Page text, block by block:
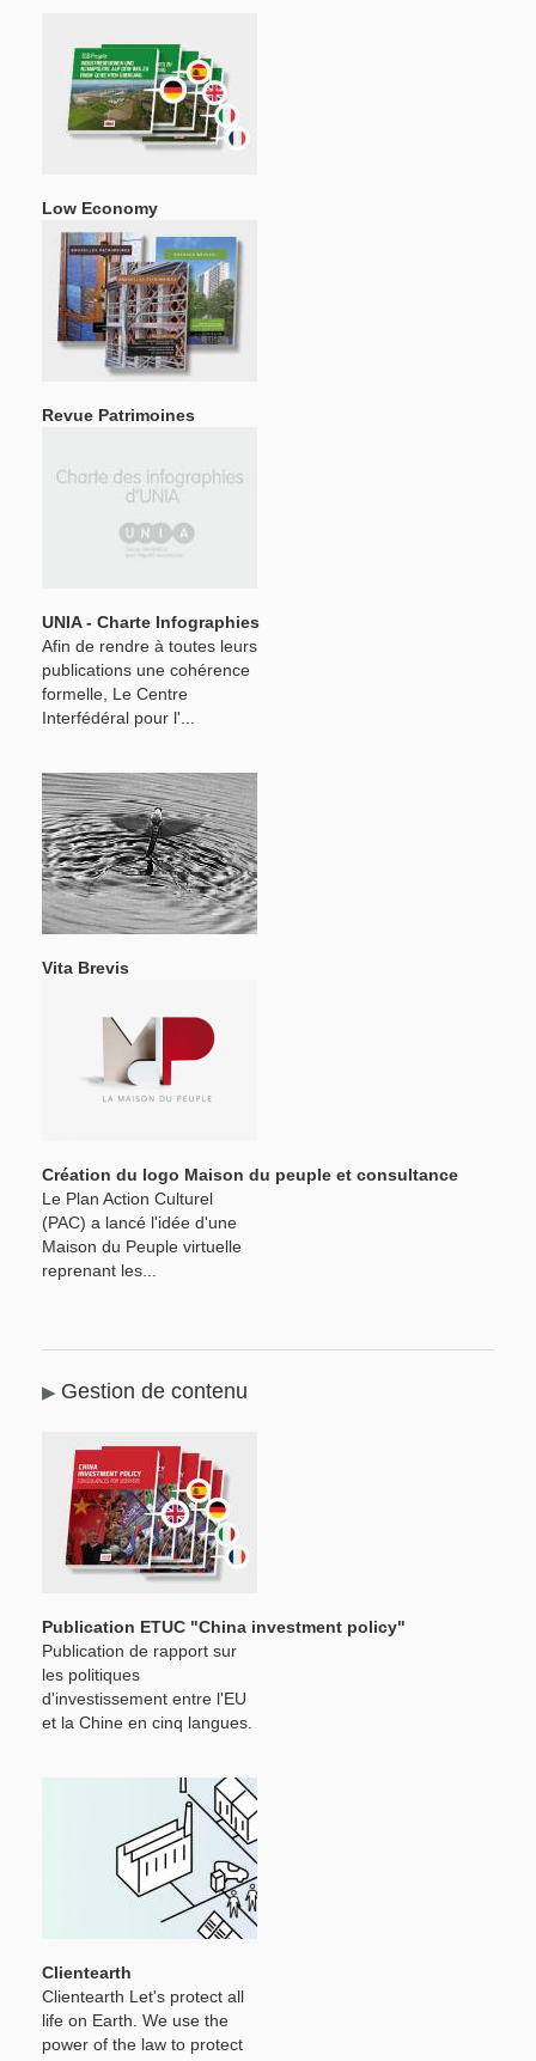
Low Economy
Revue Patrimoines
UNIA - Charte Infographies
Afin de rendre à toutes leurs
publications une cohérence
formelle, Le Centre
Interfédéral pour l'...
Vita Brevis
Création du logo Maison du peuple et consultance
Le Plan Action Culturel
(PAC) a lancé l'idée d'une
Maison du Peuple virtuelle
reprenant les...
Gestion de contenu
Publication ETUC "China investment policy"
Publication de rapport sur
les politiques
d'investissement entre l'EU
et la Chine en cinq langues.
Clientearth
Clientearth Let's protect all
life on Earth. We use the
power of the law to protect